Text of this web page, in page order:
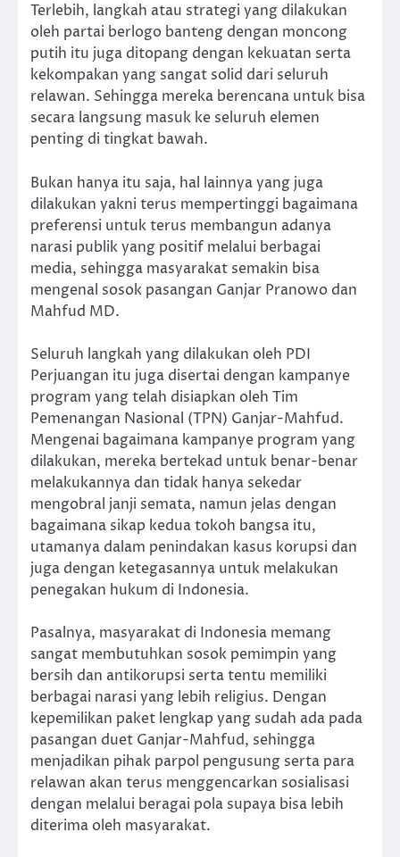
Terlebih, langkah atau strategi yang dilakukan
oleh partai berlogo banteng dengan moncong
putih itu juga ditopang dengan kekuatan serta
kekompakan yang sangat solid dari seluruh
relawan. Sehingga mereka berencana untuk bisa
secara langsung masuk ke seluruh elemen
penting di tingkat bawah.
Bukan hanya itu saja, hal lainnya yang juga
dilakukan yakni terus mempertinggi bagaimana
preferensi untuk terus membangun adanya
narasi publik yang positif melalui berbagai
media, sehingga masyarakat semakin bisa
mengenal sosok pasangan Ganjar Pranowo dan
Mahfud MD.
Seluruh langkah yang dilakukan oleh PDI
Perjuangan itu juga disertai dengan kampanye
program yang telah disiapkan oleh Tim
Pemenangan Nasional (TPN) Ganjar-Mahfud.
Mengenai bagaimana kampanye program yang
dilakukan, mereka bertekad untuk benar-benar
melakukannya dan tidak hanya sekedar
mengobral janji semata, namun jelas dengan
bagaimana sikap kedua tokoh bangsa itu,
utamanya dalam penindakan kasus korupsi dan
juga dengan ketegasannya untuk melakukan
penegakan hukum di Indonesia.
Pasalnya, masyarakat di Indonesia memang
sangat membutuhkan sosok pemimpin yang
bersih dan antikorupsi serta tentu memiliki
berbagai narasi yang lebih religius. Dengan
kepemilikan paket lengkap yang sudah ada pada
pasangan duet Ganjar-Mahfud, sehingga
menjadikan pihak parpol pengusung serta para
relawan akan terus menggencarkan sosialisasi
dengan melalui beragai pola supaya bisa lebih
diterima oleh masyarakat.